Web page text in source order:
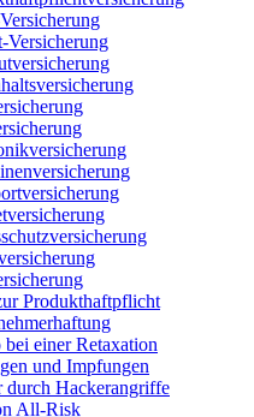
Versicherung
Produkthaftpflicht
einer Retaxation
und Impfungen
durch Hackerangriffe
All-Risk